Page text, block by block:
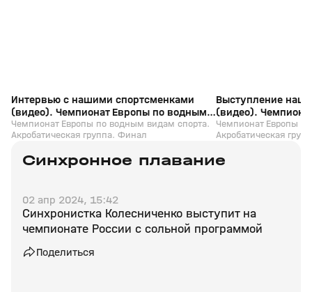
Интервью с нашими спортсменками
(видео). Чемпионат Европы по водным
видам спорта. Акробатическая группа.
Финал
Чемпионат Европы по водным видам спорта.
Акробатическая группа. Финал
Выступление
(видео).
видам спорта.
Финал
Чемпионат Европы
Акробатическая
Синхронное плавание
02 апр 2024, 15:42
Синхронистка Колесниченко выступит на
чемпионате России с сольной программой
Поделиться